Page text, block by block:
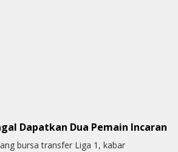
Dapatkan Dua Pemain Incaran
bursa transfer Liga 1, kabar